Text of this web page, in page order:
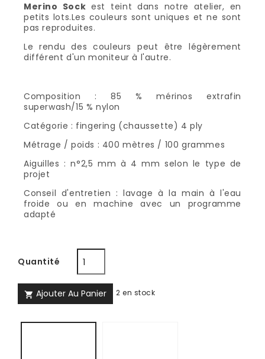
Merino Sock est teint dans notre atelier, en
petits lots.Les couleurs sont uniques et ne sont
pas reproduites.
Le rendu des couleurs peut être légèrement
différent d'un moniteur à l'autre.
Composition : 85 % mérinos extrafin
superwash/15 % nylon
Catégorie : fingering (chaussette) 4 ply
Métrage / poids : 400 mètres / 100 grammes
Aiguilles : n°2,5 mm à 4 mm selon le type de
projet
Conseil d'entretien : lavage à la main à l'eau
froide ou en machine avec un programme
adapté
Quantité
 Ajouter Au Panier 2 en stock
Mori